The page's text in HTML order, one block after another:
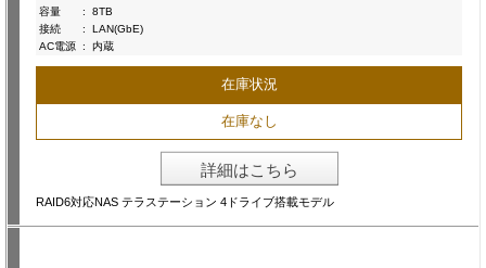
容量
:
8TB
接続
:
LAN(GbE)
AC電源 : 内蔵
在庫状況
在庫なし
詳細はこちら
RAID6対応NAS テラステーション 4ドライブ搭載モデル